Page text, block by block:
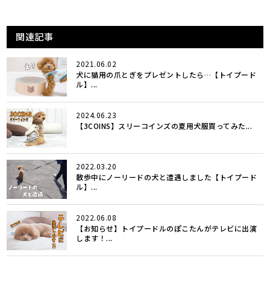
関連記事
2021.06.02
犬に猫用の爪とぎをプレゼントしたら…【トイプード
ル】...
2024.06.23
【3COINS】スリーコインズの夏用犬服買ってみた...
2022.03.20
散歩中にノーリードの犬と遭遇しました【トイプード
ル】...
2022.06.08
【お知らせ】トイプードルのぽこたんがテレビに出演
します！...